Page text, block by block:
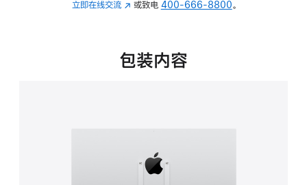
立即在线交流 (在
中
或致电 400-666-8800。
包装内容